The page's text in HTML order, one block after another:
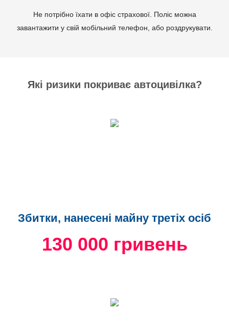
Не потрібно їхати в офіс страхової. Поліс можна
завантажити у свій мобільний телефон, або роздрукувати.
Які ризики покриває автоцивілка?
Збитки, нанесені майну третіх осіб
130 000 гривень